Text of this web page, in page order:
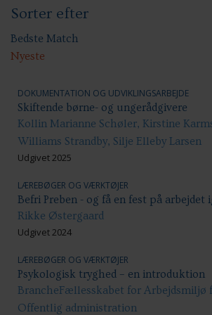
Sorter efter
Bedste Match
Nyeste
DOKUMENTATION OG UDVIKLINGSARBEJDE
Skiftende børne- og ungerådgivere
Kollin Marianne Schøler, Kirstine
Williams Strandby, Silje Elleby Larsen
Udgivet 2025
LÆREBØGER OG VÆRKTØJER
Befri Preben - og få en fest på arbejdet
Rikke Østergaard
Udgivet 2024
LÆREBØGER OG VÆRKTØJER
Psykologisk tryghed – en introduktion
BrancheFællesskabet for Arbejdsmiljø
Offentlig administration